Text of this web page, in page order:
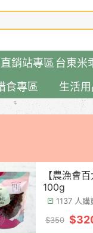
銷站專區 台東米
食專區 生活
【農漁會
100g
1137 人購
$350